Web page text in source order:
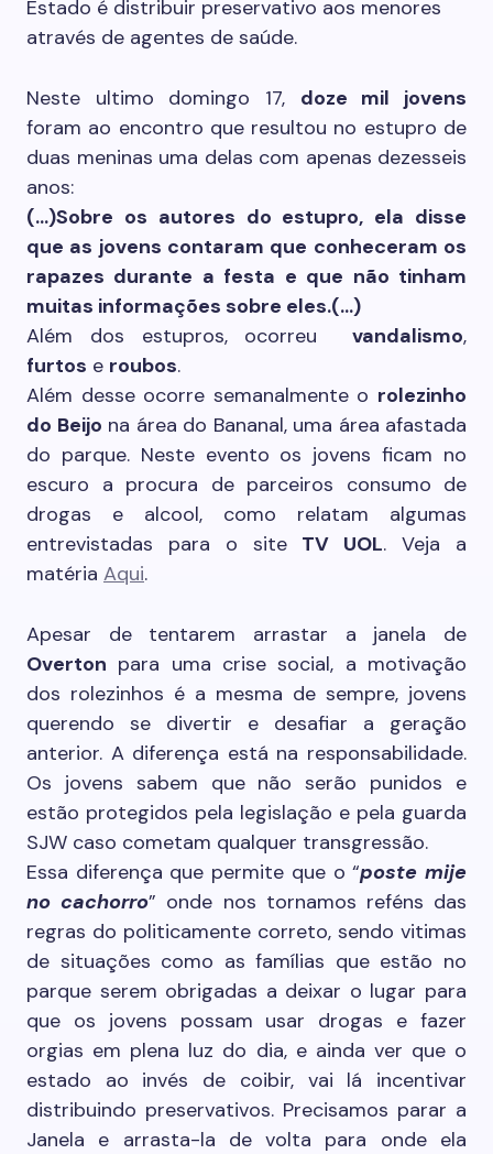
Estado é distribuir preservativo aos menores
através de agentes de saúde.
Neste ultimo domingo 17, doze mil jovens
foram ao encontro que resultou no estupro de
duas meninas uma delas com apenas dezesseis
anos:
(…)Sobre os autores do estupro, ela disse
que as jovens contaram que conheceram os
rapazes durante a festa e que não tinham
muitas informações sobre eles.(…)
Além dos estupros, ocorreu vandalismo,
furtos e roubos.
Além desse ocorre semanalmente o rolezinho
do Beijo na área do Bananal, uma área afastada
do parque. Neste evento os jovens ficam no
escuro a procura de parceiros consumo de
drogas e alcool, como relatam algumas
entrevistadas para o site TV UOL. Veja a
matéria Aqui.
Apesar de tentarem arrastar a janela de
Overton para uma crise social, a motivação
dos rolezinhos é a mesma de sempre, jovens
querendo se divertir e desafiar a geração
anterior. A diferença está na responsabilidade.
Os jovens sabem que não serão punidos e
estão protegidos pela legislação e pela guarda
SJW caso cometam qualquer transgressão.
Essa diferença que permite que o “poste mije
no cachorro” onde nos tornamos reféns das
regras do politicamente correto, sendo vitimas
de situações como as famílias que estão no
parque serem obrigadas a deixar o lugar para
que os jovens possam usar drogas e fazer
orgias em plena luz do dia, e ainda ver que o
estado ao invés de coibir, vai lá incentivar
distribuindo preservativos. Precisamos parar a
Janela e arrasta-la de volta para onde ela